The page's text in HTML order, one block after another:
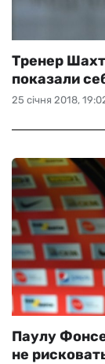
25 січня 2018,
Тренер
показали
Паулу
не